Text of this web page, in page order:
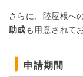
さらに、陸屋根へ
助成も用意されて
申請期間